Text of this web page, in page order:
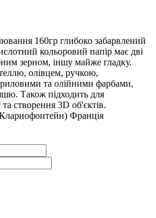
160гр глибоко забарвлений
кольоровий папір має дві
зерном, іншу майже гладку.
олівцем, ручкою,
та олійними фарбами,
Також підходить для
створення 3D об'єктів.
Франція